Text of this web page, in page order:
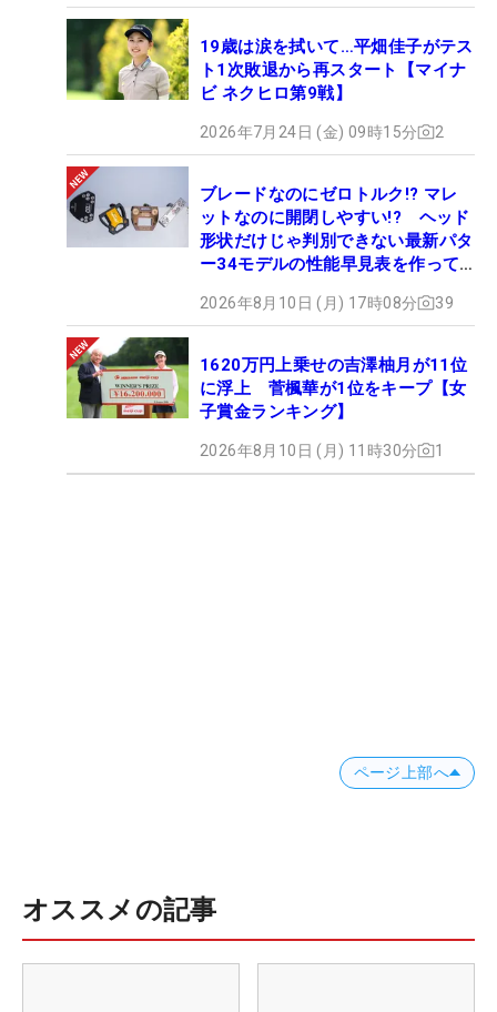
19歳は涙を拭いて…平畑佳子がテス
ト1次敗退から再スタート【マイナ
ビ ネクヒロ第9戦】
2026年7月24日 (金) 09時15分 2
ブレードなのにゼロトルク!? マレ
ットなのに開閉しやすい!? ヘッド
形状だけじゃ判別できない最新パタ
ー34モデルの性能早見表を作って
2026年8月10日 (月) 17時08分 39
1620万円上乗せの吉澤柚月が11位
に浮上 菅楓華が1位をキープ【女
子賞金ランキング】
2026年8月10日 (月) 11時30分 1
ページ上部へ
オススメの記事